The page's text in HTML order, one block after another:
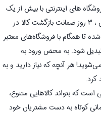
های اینترنتی با بیش از یک
دهه تجربه، با پایبندی به اصل مشتری مداری ، 3 روز ضمانت بازگشت کالا در
تا همگام با فروشگاه‌های معتبر
تبدیل شود. به محض ورود به
هر آنچه که نیاز دارید و به
کرد.
که بتواند کالاهایی متنوع،
کوتاه به دست مشتریان خود